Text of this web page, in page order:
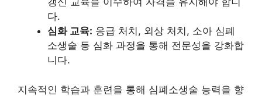
다.
심화 교육: 응급 처치, 외상 처치, 소아 심폐
소생술 등 심화 과정을 통해 전문성을 강화합
니다.
지속적인 학습과 훈련을 통해 심폐소생술 능력을 향